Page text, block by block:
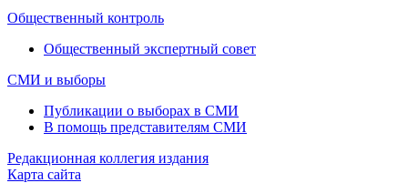
Общественный контроль
Общественный экспертный совет
СМИ и выборы
Публикации о выборах в СМИ
В помощь представителям СМИ
Редакционная коллегия издания
Карта сайта